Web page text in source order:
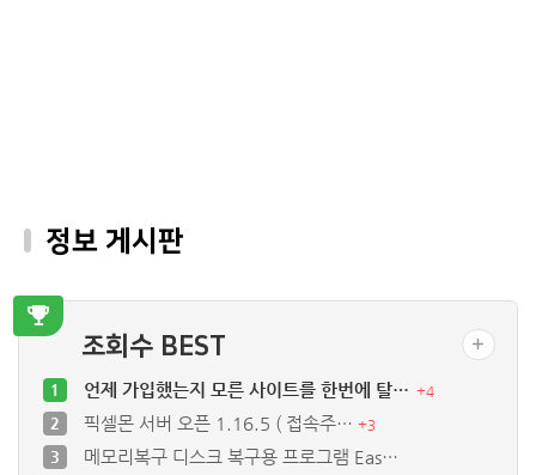
정보 게시판
조회수 BEST
1 언제 가입했는지 모른 사이트를 한번에 탈… +4
2 픽셀몬 서버 오픈 1.16.5 ( 접속주… +3
3 메모리복구 디스크 복구용 프로그램 Eas…